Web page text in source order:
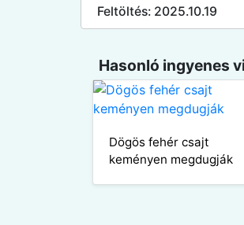
Feltöltés: 2025.10.19
Hasonló ingyenes
Dögös fehér csajt
keményen megdugják